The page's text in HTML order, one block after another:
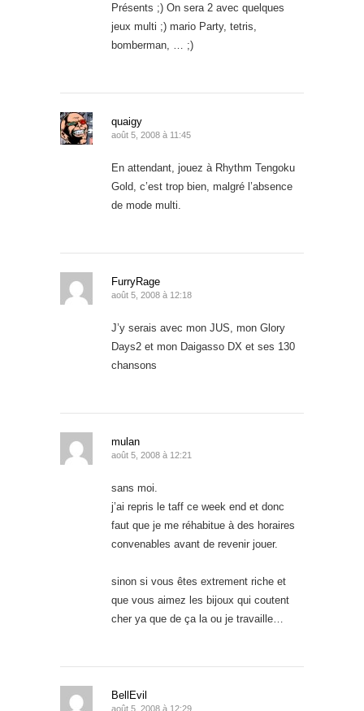
Présents ;) On sera 2 avec quelques
jeux multi ;) mario Party, tetris,
bomberman, … ;)
quaigy
août 5, 2008 à 11:45
En attendant, jouez à Rhythm Tengoku
Gold, c’est trop bien, malgré l’absence
de mode multi.
FurryRage
août 5, 2008 à 12:18
J’y serais avec mon JUS, mon Glory
Days2 et mon Daigasso DX et ses 130
chansons
mulan
août 5, 2008 à 12:21
sans moi.
j’ai repris le taff ce week end et donc
faut que je me réhabitue à des horaires
convenables avant de revenir jouer.
sinon si vous êtes extrement riche et
que vous aimez les bijoux qui coutent
cher ya que de ça la ou je travaille…
BellEvil
août 5, 2008 à 12:29